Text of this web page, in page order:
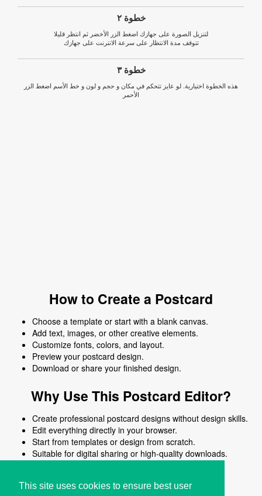
This site uses cookies to ensure best user
خطوة ٢
لتنزيل الصورة على جهازك اضغط الزر الأخضر ثم انتظر قليلا
تتوقف مدة الانتظار على سرعة الانترنت على جهازك
خطوة ٣
هذه الخطوة اختيارية. لو عايز تتحكم في مكان و حجم و لون و خط الأسم اضغط الزر
الأحمر
How to Create a Postcard
Choose a template or start with a blank canvas.
Add text, images, or other creative elements.
Customize fonts, colors, and layout.
Preview your postcard design.
Download or share your finished design.
Why Use This Postcard Editor?
Create professional postcard designs without design skills.
Edit everything directly in your browser.
Start from templates or design from scratch.
Suitable for digital sharing or high-quality downloads.